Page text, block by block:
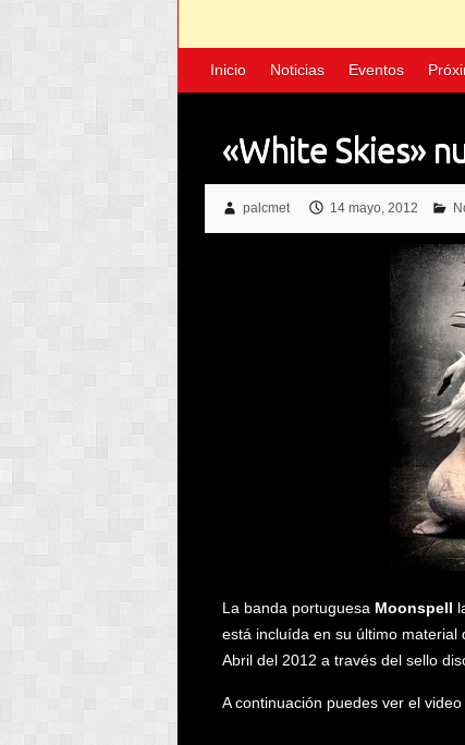
Inicio Noticias Eventos
«White Skies»
palcmet 14 mayo, 2012
La banda portuguesa Moonspell
está incluída en su último material
Abril del 2012 a través del sello
A continuación puedes ver el video